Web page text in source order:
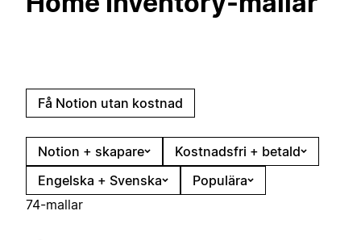
Få Notion utan kostnad
Notion + skapare
Kostnadsfri + betald
Engelska + Svenska
Populära
74-mallar